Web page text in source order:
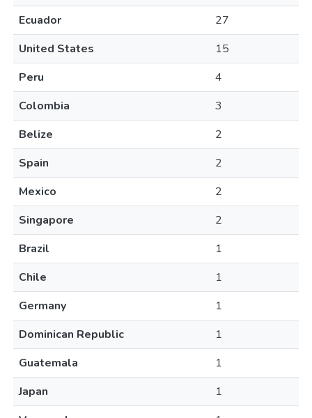
Ecuador
27
United States
15
Peru
4
Colombia
3
Belize
2
Spain
2
Mexico
2
Singapore
2
Brazil
1
Chile
1
Germany
1
Dominican Republic
1
Guatemala
1
Japan
1